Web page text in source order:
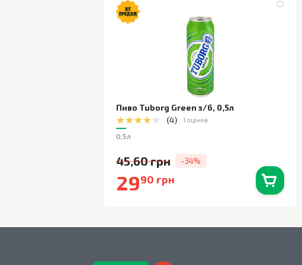
Пиво Tuborg Green з/б, 0,5л
(4) 1 оцінка
0,5л
45,60 грн -34%
2990 грн